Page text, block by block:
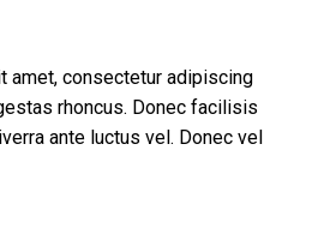
amet, consectetur adipiscing
rhoncus. Donec facilisis
ante luctus vel. Donec vel